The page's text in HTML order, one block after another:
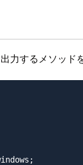
力するメソッド